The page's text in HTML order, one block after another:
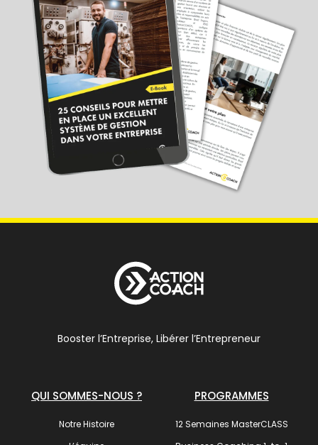
Booster l’Entreprise, Libérer l’Entrepreneur
QUI SOMMES-NOUS ?
Notre Histoire
PROGRAMMES
12 Semaines MasterCLASS